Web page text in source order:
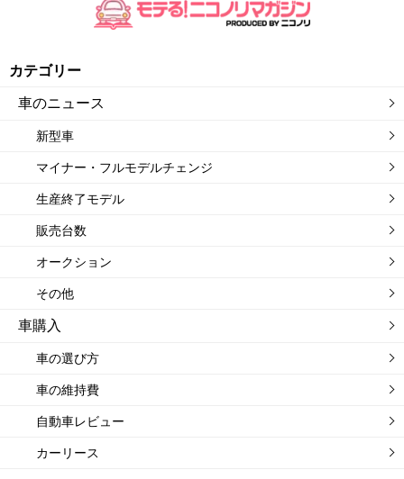
カテゴリー
車のニュース
新型車
マイナー・フルモデルチェンジ
生産終了モデル
販売台数
オークション
その他
車購入
車の選び方
車の維持費
自動車レビュー
カーリース